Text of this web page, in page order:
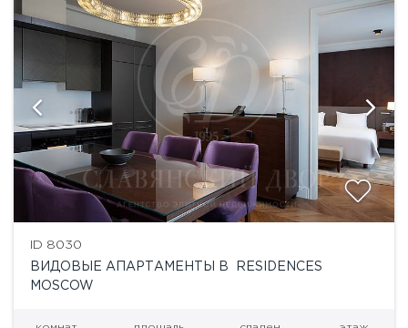
ID 8030
ВИДОВЫЕ АПАРТАМЕНТЫ В RESIDENCES
MOSCOW